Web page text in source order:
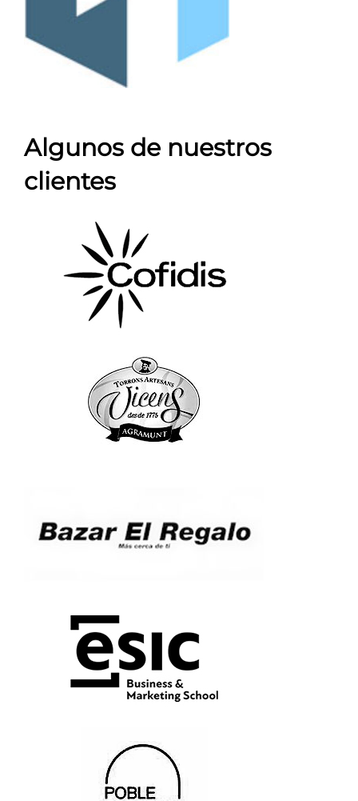
Algunos de nuestros
clientes